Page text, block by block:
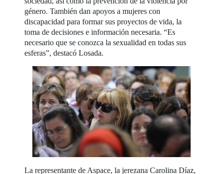
género. También dan apoyos a mujeres con
discapacidad para formar sus proyectos de vida, la
toma de decisiones e información necesaria. “Es
necesario que se conozca la sexualidad en todas sus
esferas”, destacó Losada.
La representante de Aspace, la jerezana Carolina Díaz,